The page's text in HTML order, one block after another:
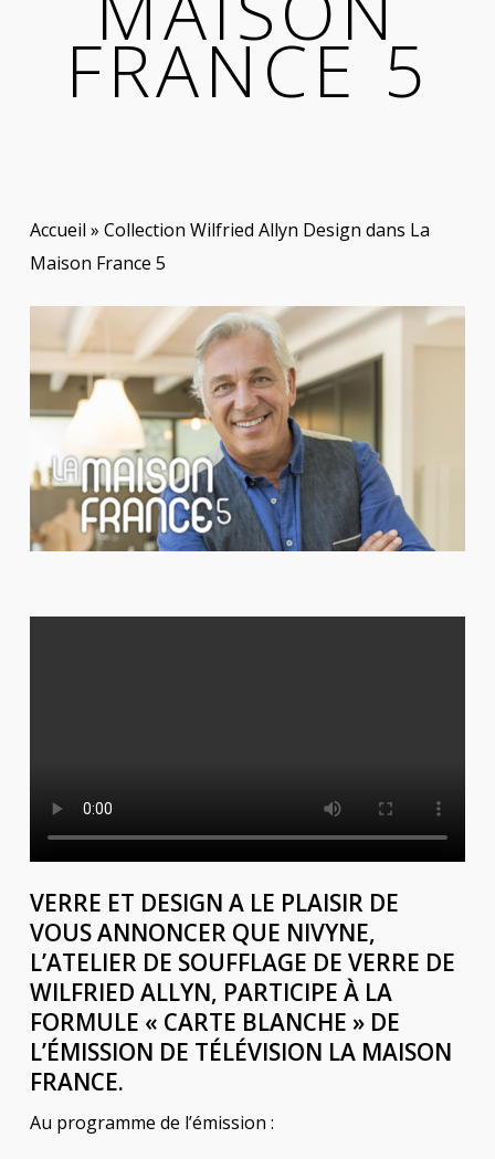
FRANCE 5
Accueil » Collection Wilfried Allyn Design dans La
Maison France 5
VERRE ET DESIGN A LE PLAISIR DE
VOUS ANNONCER QUE NIVYNE,
L’ATELIER DE SOUFFLAGE DE VERRE DE
WILFRIED ALLYN, PARTICIPE À LA
FORMULE « CARTE BLANCHE » DE
L’ÉMISSION DE TÉLÉVISION LA MAISON
FRANCE.
Au programme de l’émission :